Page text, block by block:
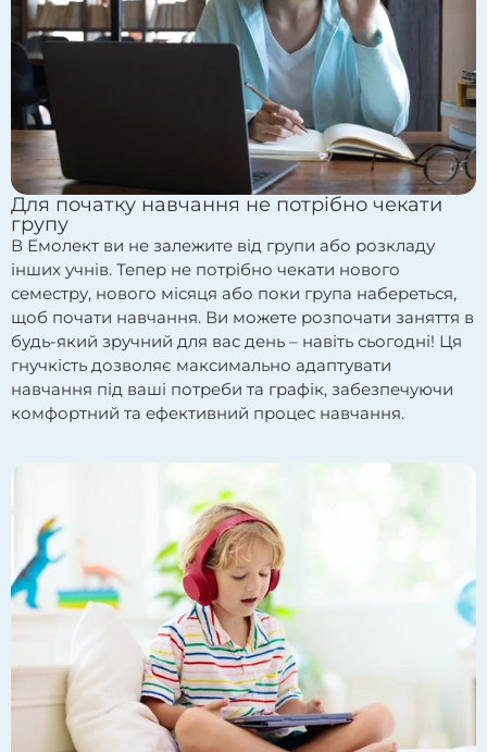
Для початку навчання не потрібно чекати
групу
В Емолект ви не залежите від групи або розкладу
інших учнів. Тепер не потрібно чекати нового
семестру, нового місяця або поки група набереться,
щоб почати навчання. Ви можете розпочати заняття в
будь-який зручний для вас день – навіть сьогодні! Ця
гнучкість дозволяє максимально адаптувати
навчання під ваші потреби та графік, забезпечуючи
комфортний та ефективний процес навчання.